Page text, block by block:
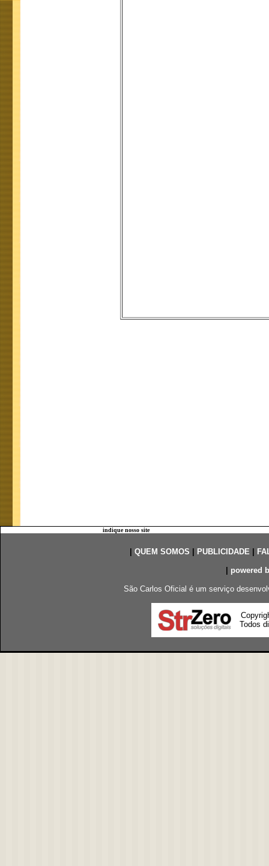
indique nosso site
QUEM SOMOS PUBLICIDADE|
powered
São Carlos Oficial é um serviço
Todos